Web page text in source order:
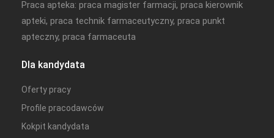
Praca apteka: praca magister farmacji, praca kierownik
apteki, praca technik farmaceutyczny, praca punkt
apteczny, praca farmaceuta
Dla kandydata
Oferty pracy
Profile pracodawców
Kokpit kandydata